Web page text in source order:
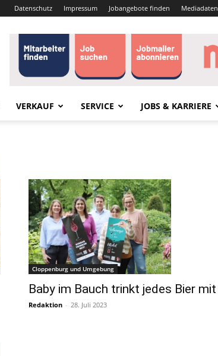
Datenschutz Impressum Jobangebote finden Mediadaten
VERKAUF SERVICE JOBS & KARRIERE
Cloppenburg und Umgebung
Baby im Bauch trinkt jedes Bier mit
Redaktion - 28. Juli 2023